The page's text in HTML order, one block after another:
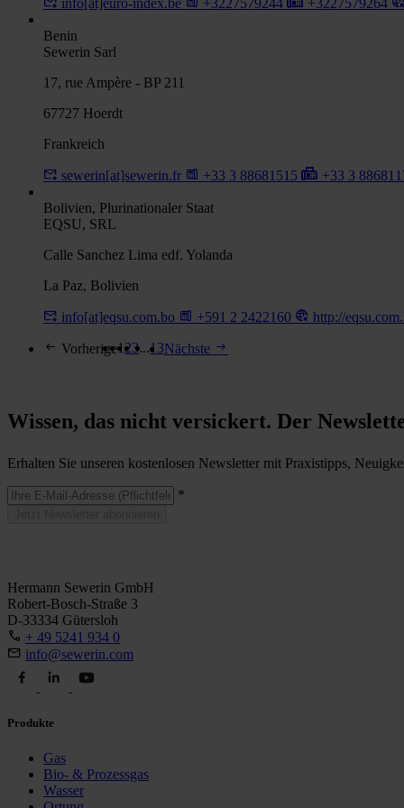
info[at]euro-index.be +3227579244 +3227579264
Benin
Sewerin Sarl
17, rue Ampère - BP 211
67727 Hoerdt
Frankreich
sewerin[at]sewerin.fr +33 3 88681515 +33 3
Bolivien, Plurinationaler Staat
EQSU, SRL
Calle Sanchez Lima edf. Yolanda
La Paz, Bolivien
info[at]eqsu.com.bo +591 2 2422160 http://
Vorherige123...13Nächste
Wissen, das nicht versickert. Der
Erhalten Sie unseren kostenlosen Newsletter mit Praxistipps,
*
Hermann Sewerin GmbH
Robert-Bosch-Straße 3
D-33334 Gütersloh
+ 49 5241 934 0
info@sewerin.com
Produkte
Gas
Bio- & Prozessgas
Wasser